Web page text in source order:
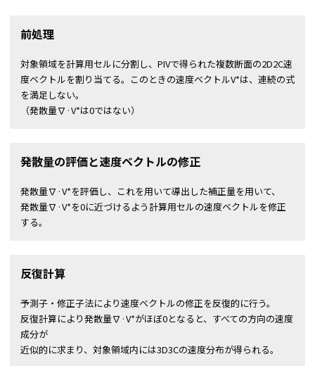
前処理
対象領域を計算用セルに分割し、PIVで得られた複数断面の2D2C速
度ベクトルを割り当てる。このときの速度ベクトルV*は、連続の式
を満足しない。
（発散量∇·V*は0ではない）
発散量の評価と速度ベクトルの修正
発散量∇·V*を評価し、これを用いて導出した補正量を用いて、
発散量∇·V*を0に近づけるよう計算用セルの速度ベクトルを修正
する。
反復計算
予測子・修正子法により速度ベクトルの修正を反復的に行う。
反復計算により発散量∇·V*がほぼ0となると、すべての方向の速度
成分が
近似的に求まり、対象領域内には3D3Cの速度分布が得られる。